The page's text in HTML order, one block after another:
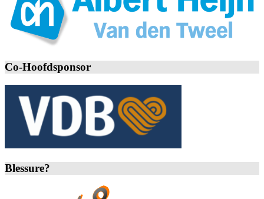
Co-Hoofdsponsor
Blessure?